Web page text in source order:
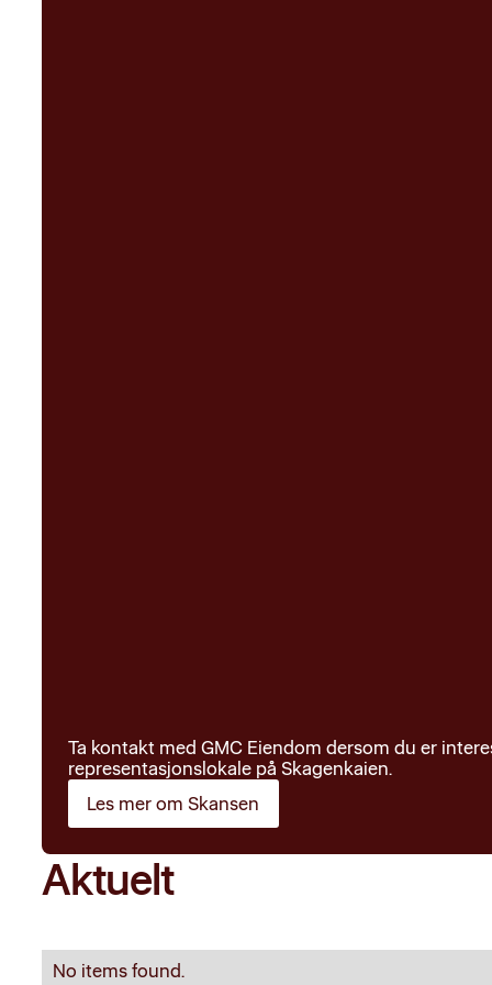
Ta kontakt med GMC Eiendom dersom du er
representasjonslokale på Skagenkaien.
Les mer om Skansen
Aktuelt
No items found.